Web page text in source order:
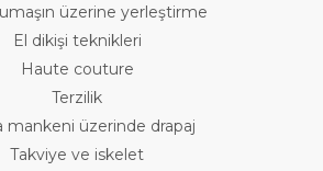
üzerine yerleştirme
El dikişi teknikleri
Haute couture
Terzilik
mankeni üzerinde drapaj
Takviye ve iskelet